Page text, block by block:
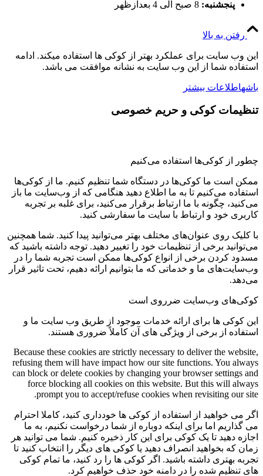
پنجشنبه: 8 صبح الی 4 بعدازظهر
رفتن به بالا
این وب سایت برای عملکرد بهتر از کوکی ها استفاده میکند. ادامه
استفاده شما از این وب سایت به نشانه موافقت می باشد.
باشهاطلاعات بیشتر
تنظیمات کوکی و حریم خصوصی
چطور از کوکی‌ها استفاده می‌کنیم
ممکن است ما کوکی‌ها در دستگاه شما تنظیم کنیم. ما از کوکی‌ها
استفاده می‌کنیم تا به ما اطلاع دهید هنگامی که از وب‌سایت ما باز
می‌کنید، چگونه با ما ارتباط برقرار می‌کنید، برای غلبه بر تجربه
کاربری خود و ارتباط با سایت ما سفارشی کنید.
با کلیک روی عنوان‌های مختلف بهتر می‌توانید پیدا کنید. شما همچنین
می‌توانید برخی از تنظیمات خود را تغییر دهید. توجه داشته باشید که
مسدود کردن برخی از انواع کوکی‌ها ممکن است تجربه شما را در
وب‌سایت‌های ما و خدماتی که ما بتوانیم ارائه دهیم، تحت تاثیر قرار
می‌دهد.
کوکی‌های وب‌سایت ضرروی است
این کوکی ها برای ارائه خدمات موجود از طریق وب سایت ما و
استفاده از برخی از ویژگی های آن کاملاً ضروری هستند.
Because these cookies are strictly necessary to deliver the website,
refusing them will have impact how our site functions. You always
can block or delete cookies by changing your browser settings and
force blocking all cookies on this website. But this will always
prompt you to accept/refuse cookies when revisiting our site.
اگر می خواهید از استفاده از کوکی ها خودداری کنید، کاملا احترام
می گذاریم اما برای اینکه دوباره از شما درخواست نکنیم، به ما
اجازه دهید تا یک کوکی برای این کار ذخیره کنیم. شما می توانید هر
زمان که بخواهید انصراف دهید یا کوکی های دیگر را انتخاب کنید تا
تجربه بهتری داشته باشید. اگر کوکی ها را رد کنید، ما تمام کوکی
های تنظیم شده را در دامنه خود حذف خواهیم کرد.